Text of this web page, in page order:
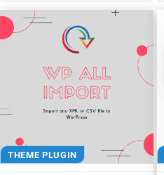
THEME PLUGIN